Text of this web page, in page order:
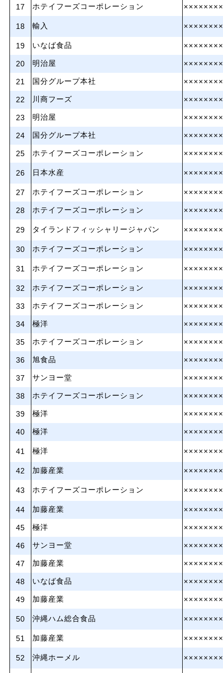
17 ホテイフーズコーポレーション
18 輸入
19 いなば食品
20 明治屋
21 国分グループ本社
22 川商フーズ
23 明治屋
24 国分グループ本社
25 ホテイフーズコーポレーション
26 日本水産
27 ホテイフーズコーポレーション
28 ホテイフーズコーポレーション
29 タイランドフィッシャリージャパン
30 ホテイフーズコーポレーション
31 ホテイフーズコーポレーション
32 ホテイフーズコーポレーション
33 ホテイフーズコーポレーション
34 極洋
35 ホテイフーズコーポレーション
36 旭食品
37 サンヨー堂
38 ホテイフーズコーポレーション
39 極洋
40 極洋
41 極洋
42 加藤産業
43 ホテイフーズコーポレーション
44 加藤産業
45 極洋
46 サンヨー堂
47 加藤産業
48 いなば食品
49 加藤産業
50 沖縄ハム総合食品
51 加藤産業
52 沖縄ホーメル